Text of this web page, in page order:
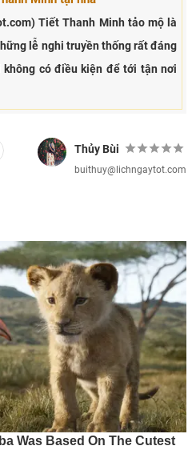
Tiết Thanh Minh tảo mộ là
lễ nghi truyền thống rất đáng
không có điều kiện để tới tận nơi
Thủy Bùi
buithuy@lichngaytot.com